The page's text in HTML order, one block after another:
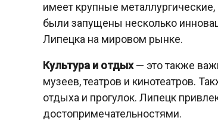
имеет крупные
были запущены несколько
Липецка на мировом рынке.
Культура и отдых— это также
музеев, театров и кинотеатров.
отдыха и прогулок. Липецк
достопримечательностями.